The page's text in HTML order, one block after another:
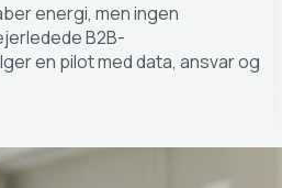
energi, men ingen
B2B-
en pilot med data, ansvar og